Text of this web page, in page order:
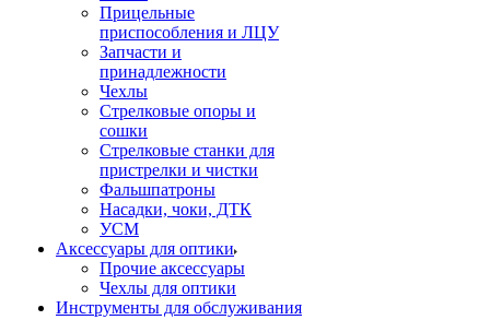
Прицельные
приспособления и ЛЦУ
Запчасти и
принадлежности
Чехлы
Стрелковые опоры и
сошки
Стрелковые станки для
пристрелки и чистки
Фальшпатроны
Насадки, чоки, ДТК
УСМ
Аксессуары для оптики
Прочие аксессуары
Чехлы для оптики
Инструменты для обслуживания